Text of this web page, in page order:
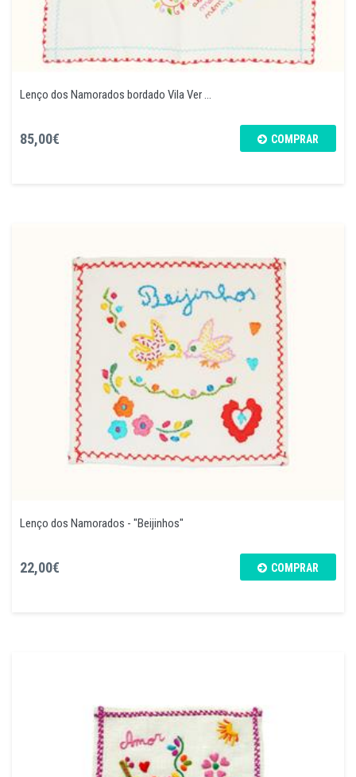
Lenço dos Namorados bordado Vila Ver ...
85,00€ COMPRAR
Lenço dos Namorados - "Beijinhos"
22,00€ COMPRAR